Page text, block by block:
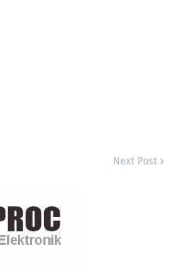
Next Post